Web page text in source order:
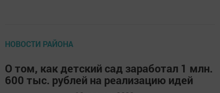
НОВОСТИ РАЙОНА
О том, как детский сад заработал 1 млн.
600 тыс. рублей на реализацию идей